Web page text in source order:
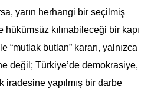
yarın herhangi bir seçilmiş
hükümsüz kılınabileceği bir kapı
“mutlak butlan” kararı, yalnızca
değil; Türkiye’de demokrasiye,
iradesine yapılmış bir darbe